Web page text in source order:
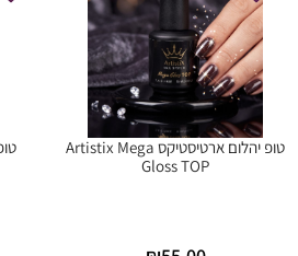
טופ יהלום ארטיסטיקס Artistix Mega
Gloss TOP